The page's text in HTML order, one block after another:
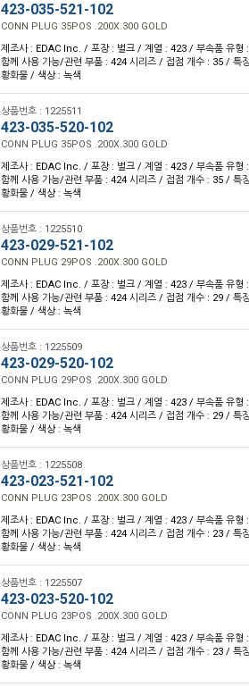
423-035-521-102
CONN PLUG 35POS .200X.300 GOLD
제조사 : EDAC Inc. / 포장 : 벌크 / 계열 : 423 / 부속품 유형
함께 사용 가능/관련 부품 : 424 시리즈 / 접점 개수 : 35 / 특
황화물 / 색상 : 녹색
상품번호 : 1225511
423-035-520-102
CONN PLUG 35POS .200X.300 GOLD
제조사 : EDAC Inc. / 포장 : 벌크 / 계열 : 423 / 부속품 유형
함께 사용 가능/관련 부품 : 424 시리즈 / 접점 개수 : 35 / 특
황화물 / 색상 : 녹색
상품번호 : 1225510
423-029-521-102
CONN PLUG 29POS .200X.300 GOLD
제조사 : EDAC Inc. / 포장 : 벌크 / 계열 : 423 / 부속품 유형
함께 사용 가능/관련 부품 : 424 시리즈 / 접점 개수 : 29 / 특
황화물 / 색상 : 녹색
상품번호 : 1225509
423-029-520-102
CONN PLUG 29POS .200X.300 GOLD
제조사 : EDAC Inc. / 포장 : 벌크 / 계열 : 423 / 부속품 유형
함께 사용 가능/관련 부품 : 424 시리즈 / 접점 개수 : 29 / 특
황화물 / 색상 : 녹색
상품번호 : 1225508
423-023-521-102
CONN PLUG 23POS .200X.300 GOLD
제조사 : EDAC Inc. / 포장 : 벌크 / 계열 : 423 / 부속품 유형
함께 사용 가능/관련 부품 : 424 시리즈 / 접점 개수 : 23 / 특
황화물 / 색상 : 녹색
상품번호 : 1225507
423-023-520-102
CONN PLUG 23POS .200X.300 GOLD
제조사 : EDAC Inc. / 포장 : 벌크 / 계열 : 423 / 부속품 유형
함께 사용 가능/관련 부품 : 424 시리즈 / 접점 개수 : 23 / 특
황화물 / 색상 : 녹색